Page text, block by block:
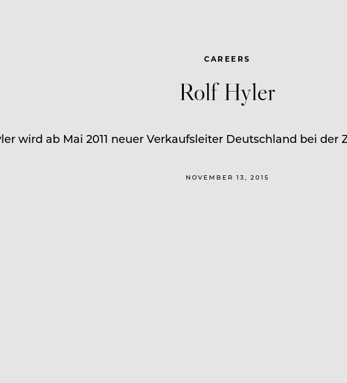
CAREERS
Rolf Hyler
wird ab Mai 2011 neuer Verkaufsleiter Deutschland bei der
NOVEMBER 13, 2015